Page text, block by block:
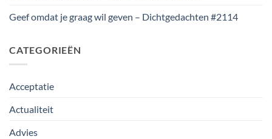
Geef omdat je graag wil geven – Dichtgedachten #2114
CATEGORIEËN
Acceptatie
Actualiteit
Advies